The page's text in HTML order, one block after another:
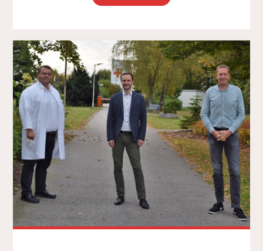
ÜBER
HERZERKRANKUNGEN,
CHRONISCHE
WUNDEN
UND
MEHR"